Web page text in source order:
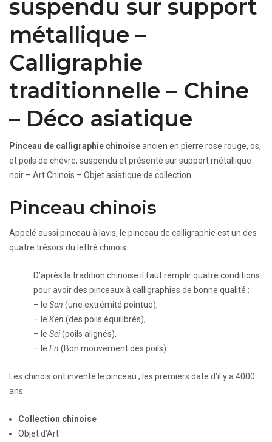
suspendu sur support
métallique –
Calligraphie
traditionnelle – Chine
– Déco asiatique
Pinceau de calligraphie chinoiseancien en pierre rose rouge, os,
et poils de chèvre, suspendu et présenté sur support métallique
noir – Art Chinois – Objet asiatique de collection
Pinceau chinois
Appelé aussi pinceau à lavis, le pinceau de calligraphie est un des
quatre trésors du lettré chinois.
D’après la tradition chinoise il faut remplir quatre conditions
pour avoir des pinceaux à calligraphies de bonne qualité :
– le Sen (une extrémité pointue),
– le Ken (des poils équilibrés),
– le Sei(poils alignés),
– le En (Bon mouvement des poils).
Les chinois ont inventé le pinceau ; les premiers date d’il y a 4000
ans.
Collection chinoise
Objet d’Art